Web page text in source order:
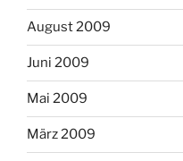
August 2009
Juni 2009
Mai 2009
März 2009